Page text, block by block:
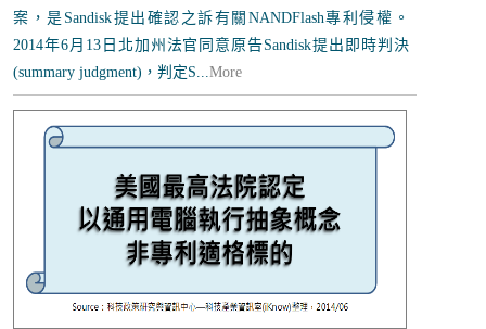
案，是Sandisk提出確認之訴有關NANDFlash專利侵權。
2014年6月13日北加州法官同意原告Sandisk提出即時判決
(summary judgment)，判定S...More